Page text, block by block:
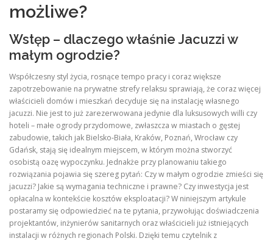
możliwe?
Wstęp – dlaczego właśnie Jacuzzi w
małym ogrodzie?
Współczesny styl życia, rosnące tempo pracy i coraz większe
zapotrzebowanie na prywatne strefy relaksu sprawiają, że coraz więcej
właścicieli domów i mieszkań decyduje się na instalację własnego
jacuzzi. Nie jest to już zarezerwowana jedynie dla luksusowych willi czy
hoteli – małe ogrody przydomowe, zwłaszcza w miastach o gęstej
zabudowie, takich jak Bielsko‑Biała, Kraków, Poznań, Wrocław czy
Gdańsk, stają się idealnym miejscem, w którym można stworzyć
osobistą oazę wypoczynku. Jednakże przy planowaniu takiego
rozwiązania pojawia się szereg pytań: Czy w małym ogrodzie zmieści się
jacuzzi? Jakie są wymagania techniczne i prawne? Czy inwestycja jest
opłacalna w kontekście kosztów eksploatacji? W niniejszym artykule
postaramy się odpowiedzieć na te pytania, przywołując doświadczenia
projektantów, inżynierów sanitarnych oraz właścicieli już istniejących
instalacji w różnych regionach Polski. Dzięki temu czytelnik z